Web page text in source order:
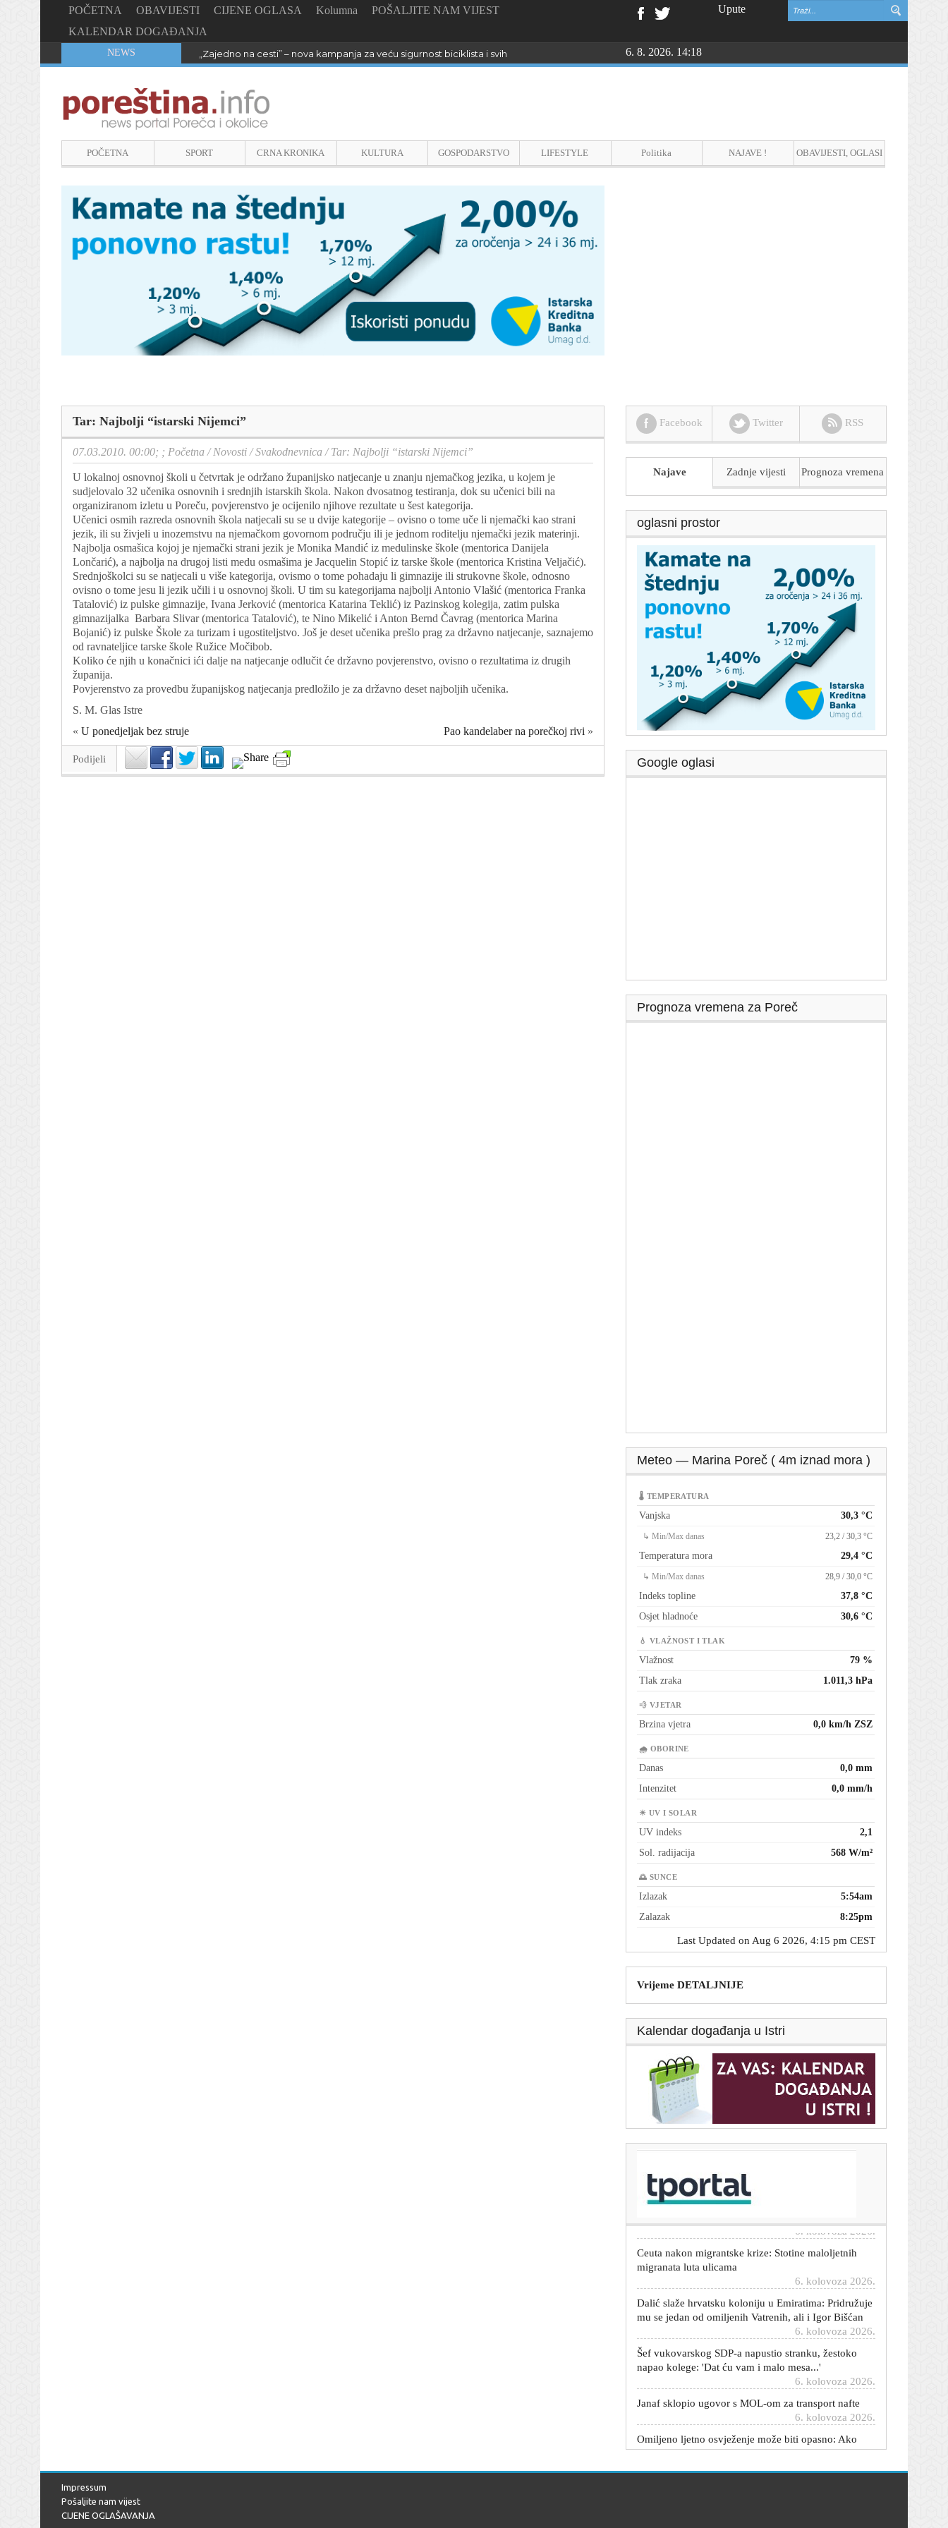
POČETNA OBAVIJESTI CIJENE OGLASA Kolumna
POŠALJITE NAM VIJEST
KALENDAR DOGAĐANJA
Upute
NEWS „Zajedno na cesti” – nova kampanja za veću sigurnost biciklista i svih sudionika u prometu u Istri6. 8. 2026. 14:18
POČETNA SPORT CRNA KRONIKA KULTURA GOSPODARSTVO LIFESTYLE Politika NAJAVE ! OBAVIJESTI, OGLASI
Tar: Najbolji “istarski Nijemci”
07.03.2010. 00:00; ; Početna /Novosti /Svakodnevnica /Tar: Najbolji “istarski Nijemci”
U lokalnoj osnovnoj školi u četvrtak je održano županijsko natjecanje u znanju njemačkog jezika, u kojem je
sudjelovalo 32 učenika osnovnih i srednjih istarskih škola. Nakon dvosatnog testiranja, dok su učenici bili na
organiziranom izletu u Poreču, povjerenstvo je ocijenilo njihove rezultate u šest kategorija.
Učenici osmih razreda osnovnih škola natjecali su se u dvije kategorije – ovisno o tome uče li njemački kao strani
jezik, ili su živjeli u inozemstvu na njemačkom govornom području ili je jednom roditelju njemački jezik materinji.
Najbolja osmašica kojoj je njemački strani jezik je Monika Mandić iz medulinske škole (mentorica Danijela
Lončarić), a najbolja na drugoj listi medu osmašima je Jacquelin Stopić iz tarske škole (mentorica Kristina Veljačić).
Srednjoškolci su se natjecali u više kategorija, ovismo o tome pohadaju li gimnazije ili strukovne škole, odnosno
ovisno o tome jesu li jezik učili i u osnovnoj školi. U tim su kategorijama najbolji Antonio Vlašić (mentorica Franka
Tatalović) iz pulske gimnazije, Ivana Jerković (mentorica Katarina Teklić) iz Pazinskog kolegija, zatim pulska
gimnazijalka Barbara Slivar (mentorica Tatalović), te Nino Mikelić i Anton Bernd Čavrag (mentorica Marina
Bojanić) iz pulske Škole za turizam i ugostiteljstvo. Još je deset učenika prešlo prag za državno natjecanje, saznajemo
od ravnateljice tarske škole Ružice Močibob.
Koliko će njih u konačnici ići dalje na natjecanje odlučit će državno povjerenstvo, ovisno o rezultatima iz drugih
županija.
Povjerenstvo za provedbu županijskog natjecanja predložilo je za državno deset najboljih učenika.
S. M. Glas Istre
« U ponedjeljak bez struje Pao kandelaber na porečkoj rivi »
Podijeli
Facebook Twitter RSS
Najave Zadnje vijesti Prognoza vremena
oglasni prostor
Google oglasi
Prognoza vremena za Poreč
Meteo — Marina Poreč ( 4m iznad mora )
🌡 TEMPERATURA
Vanjska 30,3 °C
↳ Min/Max danas 23,2 / 30,3 °C
Temperatura mora 29,4 °C
↳ Min/Max danas 28,9 / 30,0 °C
Indeks topline
37,8 °C
Osjet hladnoće
30,6 °C
💧 VLAŽNOST I TLAK
Vlažnost
79 %
Tlak zraka
1.011,3 hPa
💨 VJETAR
Brzina vjetra 0,0 km/h ZSZ
🌧 OBORINE
Danas
0,0 mm
Intenzitet
0,0 mm/h
☀ UV I SOLAR
UV indeks
2,1
Sol. radijacija
568 W/m²
🌅 SUNCE
Izlazak
5:54am
Zalazak
8:25pm
Last Updated on Aug 6 2026, 4:15 pm CEST
Vrijeme DETALJNIJE
Kalendar događanja u Istri
Vrtoglavi iznos: Otkriveno što je Arsenal spreman
ponuditi Viniciusu
Ceuta nakon migrantske krize: Stotine maloljetnih
migranata luta ulicama
Dalić slaže hrvatsku koloniju u Emiratima: Pridružuje
mu se jedan od omiljenih Vatrenih, ali i Igor Bišćan
6. kolovoza 2026.
Šef vukovarskog SDP-a napustio stranku, žestoko
napao kolege: 'Dat ću vam i malo mesa...'
6. kolovoza 2026.
Janaf sklopio ugovor s MOL-om za transport nafte
6. kolovoza 2026.
Omiljeno ljetno osvježenje može biti opasno: Ako
primijetite ove znakove, lubenicu odmah bacite u
smeće
Impressum
Pošaljite nam vijest
CIJENE OGLAŠAVANJA